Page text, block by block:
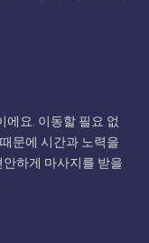
에요. 이동할 필요 없
문에 시간과 노력을
하게 마사지를 받을